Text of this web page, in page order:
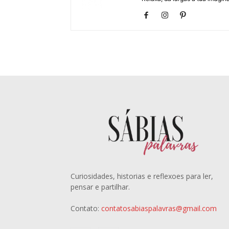
Curiosidades, historias e reflexoes para ler,
pensar e partilhar.
Contato: contatosabiaspalavras@gmail.com